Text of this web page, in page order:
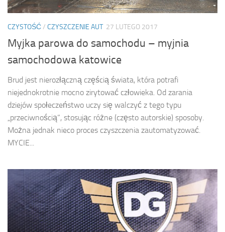
CZYSTOŚĆ/ CZYSZCZENIE AUT 27 LUTEGO 2017
Myjka parowa do samochodu – myjnia
samochodowa katowice
Brud jest nierozłączną częścią świata, która potrafi
niejednokrotnie mocno zirytować człowieka. Od zarania
dziejów społeczeństwo uczy się walczyć z tego typu
„przeciwnością”, stosując różne (często autorskie) sposoby.
Można jednak nieco proces czyszczenia zautomatyzować.
MYCIE...